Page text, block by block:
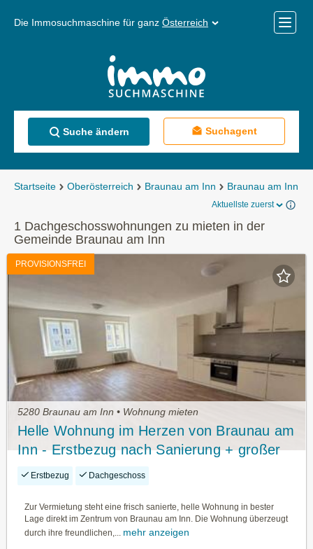
Die Immosuchmaschine für ganz Österreich
Menü
Suche ändern Suchagent
Startseite Oberösterreich Braunau am Inn Braunau am Inn
Aktuellste zuerst
1 Dachgeschosswohnungen zu mieten in der
Gemeinde Braunau am Inn
PROVISIONSFREI
5280 Braunau am Inn • Wohnung mieten
Helle Wohnung im Herzen von Braunau am
Inn - Erstbezug nach Sanierung + großer
Lager/ Hobbyraum
Erstbezug Dachgeschoss
Zur Vermietung steht eine frisch sanierte, helle Wohnung in bester
Lage direkt im Zentrum von Braunau am Inn. Die Wohnung überzeugt
durch ihre freundlichen,...
mehr anzeigen